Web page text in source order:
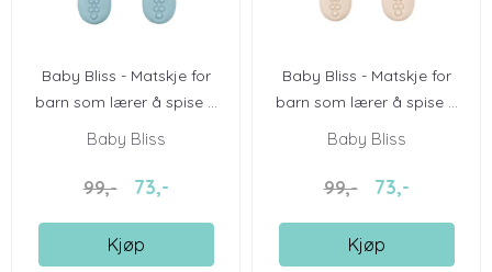
Baby Bliss - Matskje for
barn som lærer å spise ...
Baby Bliss
99,- 73,-
Kjøp
Baby Bliss - Matskje for
barn som lærer å spise ...
Baby Bliss
99,- 73,-
Kjøp